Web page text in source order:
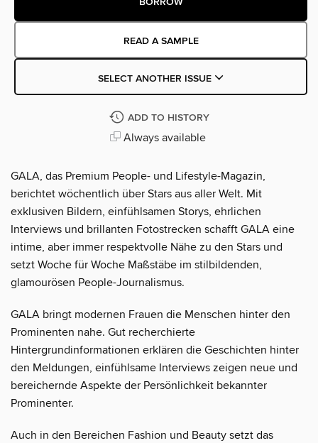
READ A SAMPLE
SELECT ANOTHER ISSUE
ADD TO HISTORY
Always available
GALA, das Premium People- und Lifestyle-Magazin,
berichtet wöchentlich über Stars aus aller Welt. Mit
exklusiven Bildern, einfühlsamen Storys, ehrlichen
Interviews und brillanten Fotostrecken schafft GALA eine
intime, aber immer respektvolle Nähe zu den Stars und
setzt Woche für Woche Maßstäbe im stilbildenden,
glamourösen People-Journalismus.
GALA bringt modernen Frauen die Menschen hinter den
Prominenten nahe. Gut recherchierte
Hintergrundinformationen erklären die Geschichten hinter
den Meldungen, einfühlsame Interviews zeigen neue und
bereichernde Aspekte der Persönlichkeit bekannter
Prominenter.
Auch in den Bereichen Fashion und Beauty setzt das